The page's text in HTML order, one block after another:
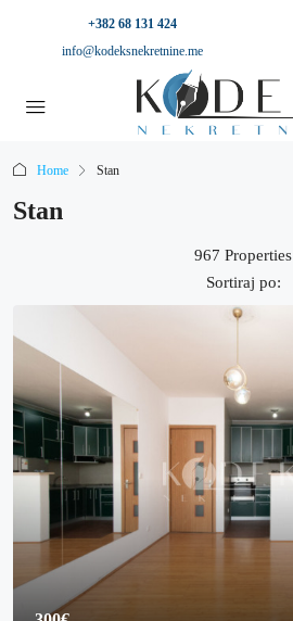
+382 68 131 424
info@kodeksnekretnine.me
Home Stan
Stan
967 Properties
Sortiraj po: